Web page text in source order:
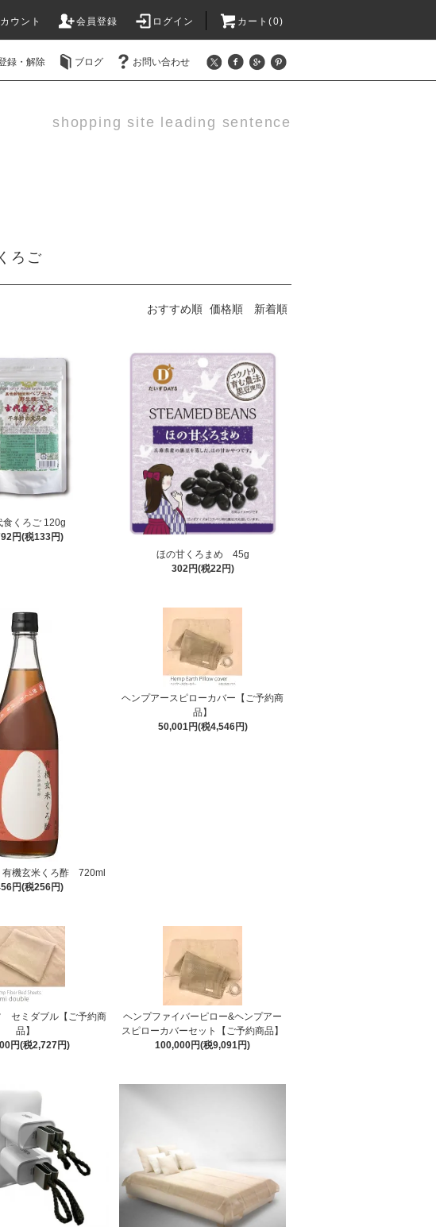
ウント 会員登録 ログイン カート(0)
録・解除 ブログ お問い合わせ
shopping site leading sentence
ろご
おすすめ順 価格順 新着順
食くろご 120g
円(税133円)
ほの甘くろまめ 45g
302円(税22円)
機玄米くろ酢 720ml
円(税256円)
ヘンプアースピローカバー【ご予約商
品】
50,001円(税4,546円)
セミダブル【ご予約商
品】
円(税2,727円)
ヘンプファイバーピロー&ヘンプアー
スピローカバーセット【ご予約商品】
100,000円(税9,091円)